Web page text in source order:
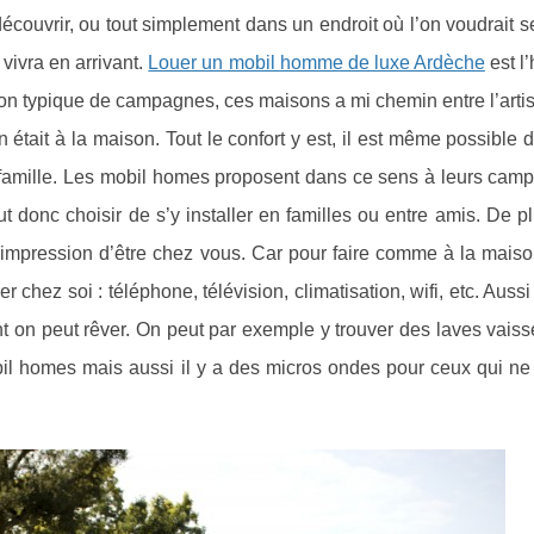
ou tout simplement dans un endroit où l’on voudrait
en arrivant. Louer un mobil homme de luxe Ardècheest
typique de campagnes, ces maisons a mi chemin entre
à la maison. Tout le confort y est, il est même possible
Les mobil homes proposent dans ce sens à leurs
donc choisir de s’y installer en familles ou entre amis. De
d’être chez vous. Car pour faire comme à la
chez soi : téléphone, télévision, climatisation, wifi, etc.
on peut rêver. On peut par exemple y trouver des laves
homes mais aussi il y a des micros ondes pour ceux qui